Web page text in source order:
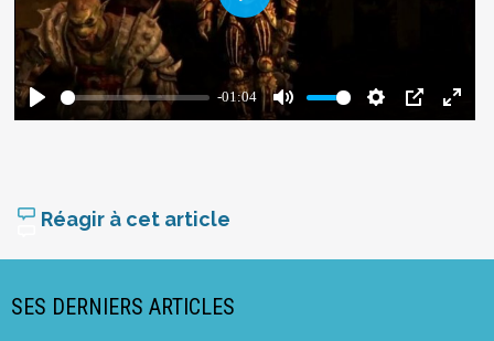
Réagir à cet article
SES DERNIERS ARTICLES